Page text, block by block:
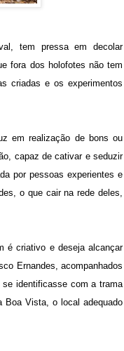
tem pressa em decolar
fora dos holofotes não tem
criadas e os experimentos
em realização de bons ou
capaz de cativar e seduzir
por pessoas experientes e
o que cair na rede deles,
é criativo e deseja alcançar
Ernandes, acompanhados
identificasse com a trama
Boa Vista, o local adequado